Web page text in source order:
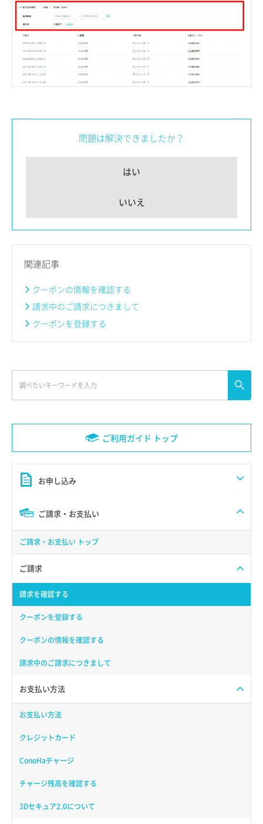
ご利用ガイド トップ
お申し込み
ご請求・お支払い
ご請求・お支払い トップ
ご請求
請求を確認する
クーポンを登録する
クーポンの情報を確認する
請求中のご請求につきまして
お支払い方法
お支払い方法
クレジットカード
ConoHaチャージ
チャージ残高を確認する
3Dセキュア2.0について
問題は解決できましたか？
はい
いいえ
関連記事
クーポンの情報を確認する
請求中のご請求につきまして
クーポンを登録する